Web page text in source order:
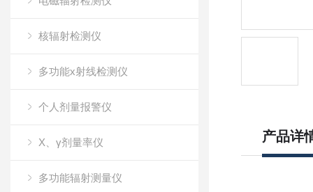
核辐射检测仪
多功能x射线检测仪
个人剂量报警仪
X、γ剂量率仪
多功能辐射测量仪
产品详